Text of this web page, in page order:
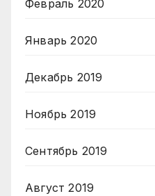
Февраль 2020
Январь 2020
Декабрь 2019
Ноябрь 2019
Сентябрь 2019
Август 2019